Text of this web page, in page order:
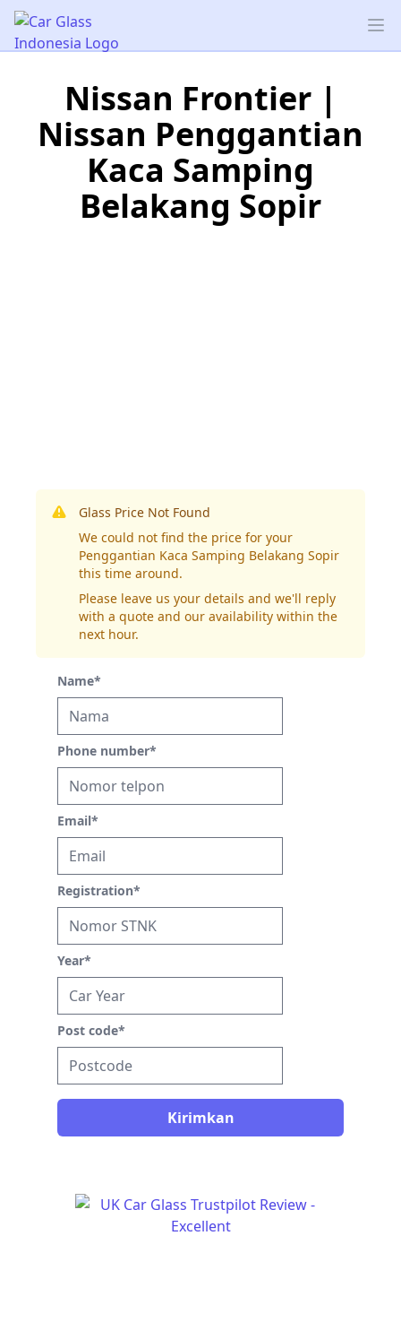
Car Glass Indonesia
Nissan Frontier |
Nissan Penggantian
Kaca Samping
Belakang Sopir
Glass Price Not Found
We could not find the price for your
Penggantian Kaca Samping Belakang Sopir
this time around.
Please leave us your details and we'll reply
with a quote and our availability within the
next hour.
Name*
Phone number*
Email*
Registration*
Year*
Post code*
Kirimkan